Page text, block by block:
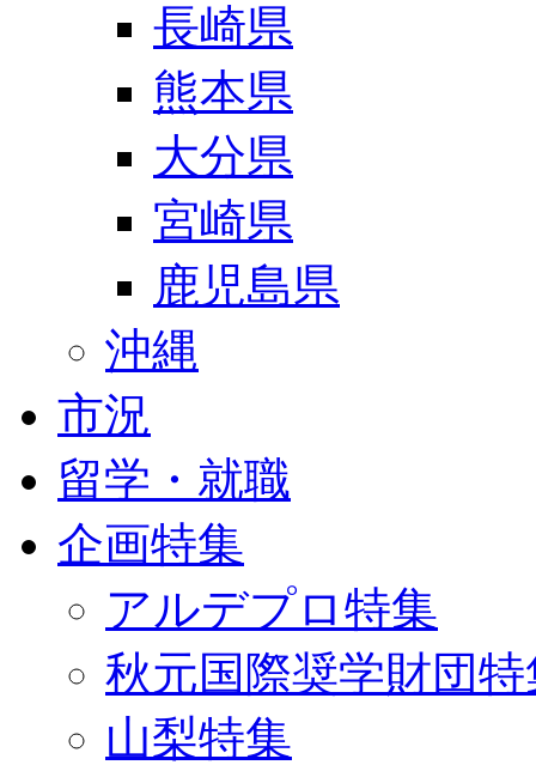
長崎県
熊本県
大分県
宮崎県
鹿児島県
沖縄
市況
留学・就職
企画特集
アルデプロ特集
秋元国際奨学財団特
山梨特集